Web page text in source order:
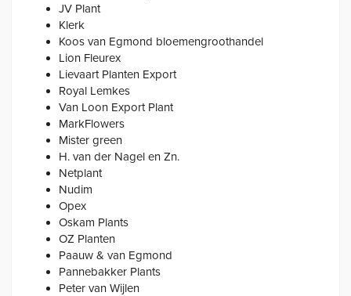
JV Plant
Klerk
Koos van Egmond bloemengroothandel
Lion Fleurex
Lievaart Planten Export
Royal Lemkes
Van Loon Export Plant
MarkFlowers
Mister green
H. van der Nagel en Zn.
Netplant
Nudim
Opex
Oskam Plants
OZ Planten
Paauw & van Egmond
Pannebakker Plants
Peter van Wijlen